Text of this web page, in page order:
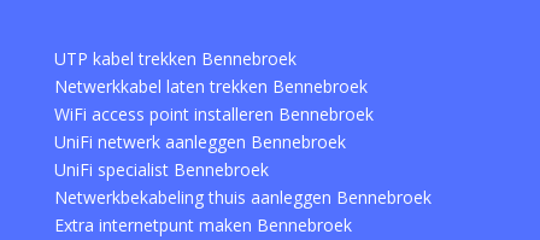
UTP kabel trekken Bennebroek
Netwerkkabel laten trekken Bennebroek
WiFi access point installeren Bennebroek
UniFi netwerk aanleggen Bennebroek
UniFi specialist Bennebroek
Netwerkbekabeling thuis aanleggen Bennebroek
Extra internetpunt maken Bennebroek